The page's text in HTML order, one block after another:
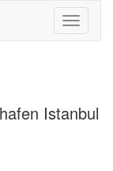
Toggle
Istanbul